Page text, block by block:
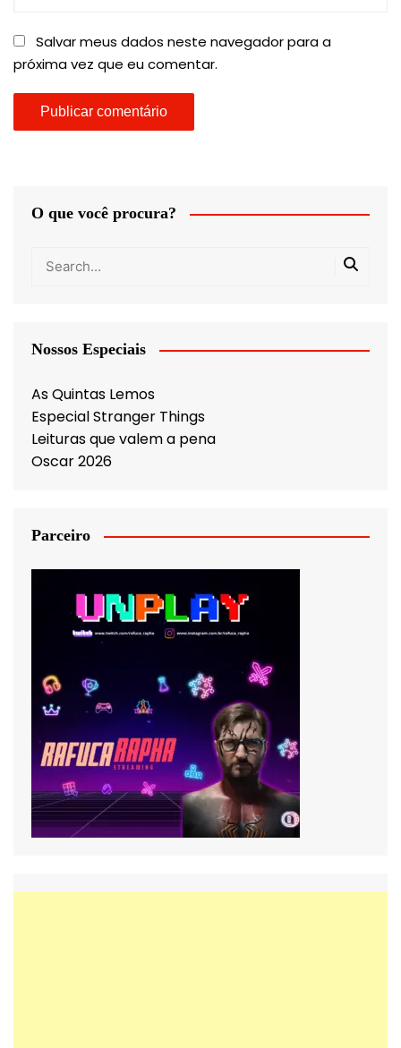
Salvar meus dados neste navegador para a
próxima vez que eu comentar.
O que você procura?
Nossos Especiais
As Quintas Lemos
Especial Stranger Things
Leituras que valem a pena
Oscar 2026
Parceiro